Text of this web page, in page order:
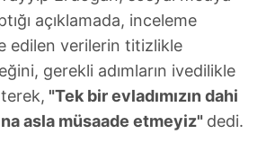
açıklamada, inceleme
edilen verilerin titizlikle
gerekli adımların ivedilikle
"Tek bir evladımızın dahi
asla müsaade etmeyiz" dedi.